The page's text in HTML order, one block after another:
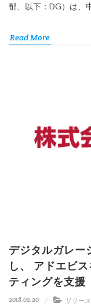
郁、以下：DG）は、
Read More
デジタルガレー
し、 アドエビ
ティングを支援
2018.02.20 リリース